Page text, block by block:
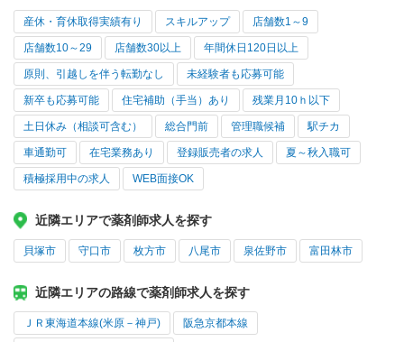
産休・育休取得実績有り スキルアップ 店舗数1～9
店舗数10～29 店舗数30以上 年間休日120日以上
原則、引越しを伴う転勤なし 未経験者も応募可能
新卒も応募可能 住宅補助（手当）あり 残業月10ｈ以下
土日休み（相談可含む） 総合門前 管理職候補 駅チカ
車通勤可 在宅業務あり 登録販売者の求人 夏～秋入職可
積極採用中の求人 WEB面接OK
近隣エリアで薬剤師求人を探す
貝塚市 守口市 枚方市 八尾市 泉佐野市 富田林市
近隣エリアの路線で薬剤師求人を探す
ＪＲ東海道本線(米原－神戸) 阪急京都本線